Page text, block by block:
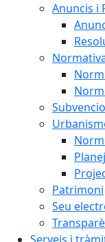
Anuncis i
Patrimoni
Seu